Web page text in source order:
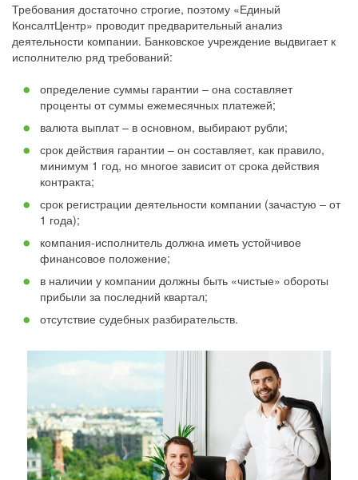
Требования достаточно строгие, поэтому «Единый
КонсалтЦентр» проводит предварительный анализ
деятельности компании. Банковское учреждение выдвигает к
исполнителю ряд требований:
определение суммы гарантии – она составляет
проценты от суммы ежемесячных платежей;
валюта выплат – в основном, выбирают рубли;
срок действия гарантии – он составляет, как правило,
минимум 1 год, но многое зависит от срока действия
контракта;
срок регистрации деятельности компании (зачастую – от
1 года);
компания-исполнитель должна иметь устойчивое
финансовое положение;
в наличии у компании должны быть «чистые» обороты
прибыли за последний квартал;
отсутствие судебных разбирательств.